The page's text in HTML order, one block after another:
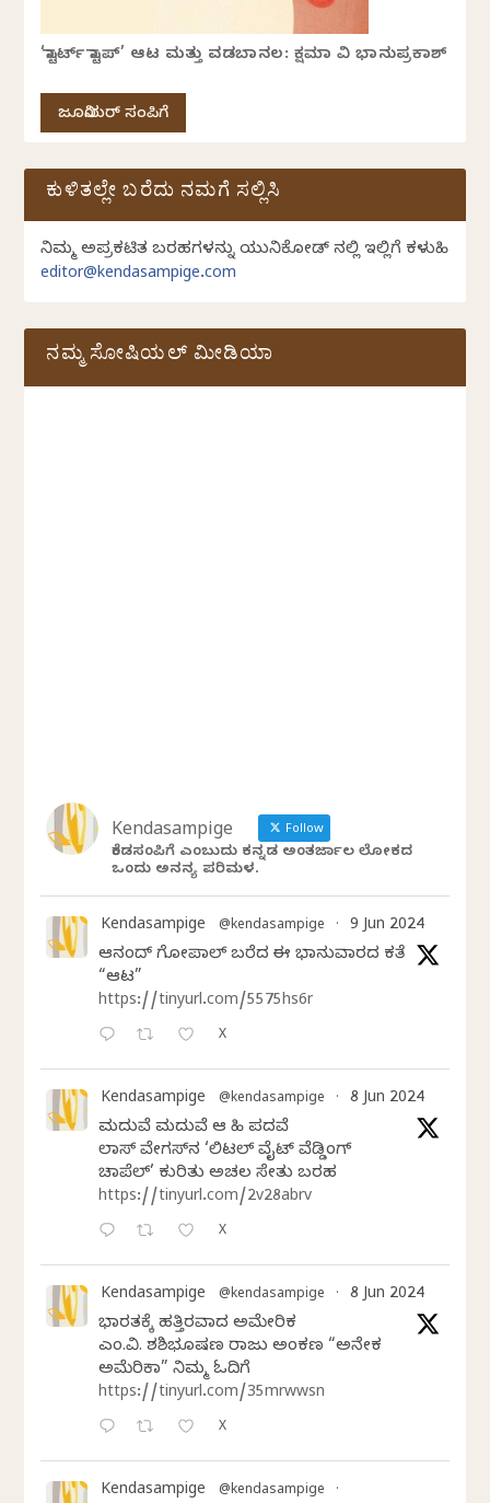
‘ಸ್ಟಾರ್ಟ್ ಸ್ಟಾಪ್’ ಆಟ ಮತ್ತು ವಡಬಾನಲ: ಕ್ಷಮಾ ವಿ ಭಾನುಪ್ರಕಾಶ್
ಜೂನಿಯರ್ ಸಂಪಿಗೆ
ಕುಳಿತಲ್ಲೇ ಬರೆದು ನಮಗೆ ಸಲ್ಲಿಸಿ
ನಿಮ್ಮ ಅಪ್ರಕಟಿತ ಬರಹಗಳನ್ನು ಯುನಿಕೋಡ್ ನಲ್ಲಿ ಇಲ್ಲಿಗೆ ಕಳುಹಿಸಿ
editor@kendasampige.com
ನಮ್ಮ ಸೋಷಿಯಲ್‌ ಮೀಡಿಯಾ
Kendasampige Follow
ಕೆಂಡಸಂಪಿಗೆ ಎಂಬುದು ಕನ್ನಡ ಅಂತರ್ಜಾಲ ಲೋಕದ
ಒಂದು ಅನನ್ಯ ಪರಿಮಳ.
Kendasampige @kendasampige · 9 Jun 2024
ಆನಂದ್‌ ಗೋಪಾಲ್‌ ಬರೆದ ಈ ಭಾನುವಾರದ ಕತೆ
“ಆಟ”
https://tinyurl.com/5575hs6r
X
Kendasampige @kendasampige · 8 Jun 2024
ಮದುವೆ ಮದುವೆ ಆ ಸಿಹಿ ಪದವೆ
ಲಾಸ್‌ ವೇಗಸ್‌ನ ‘ಲಿಟಲ್ ವೈಟ್ ವೆಡ್ಡಿಂಗ್
ಚಾಪೆಲ್’ ಕುರಿತು ಅಚಲ ಸೇತು ಬರಹ
https://tinyurl.com/2v28abrv
X
Kendasampige @kendasampige · 8 Jun 2024
ಭಾರತಕ್ಕೆ ಹತ್ತಿರವಾದ ಅಮೇರಿಕ
ಎಂ.ವಿ. ಶಶಿಭೂಷಣ ರಾಜು ಅಂಕಣ “ಅನೇಕ
ಅಮೆರಿಕಾ” ನಿಮ್ಮ ಓದಿಗೆ
https://tinyurl.com/35mrwwsn
X
Kendasampige @kendasampige ·